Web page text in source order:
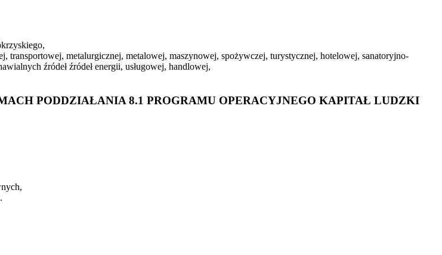
transportowej, metalurgicznej, metalowej, maszynowej, spożywczej, turystycznej, hotelowej, sanatoryjno-
źródeł źródeł energii, usługowej, handlowej,
PODDZIAŁANIA 8.1 PROGRAMU OPERACYJNEGO KAPITAŁ LUDZKI